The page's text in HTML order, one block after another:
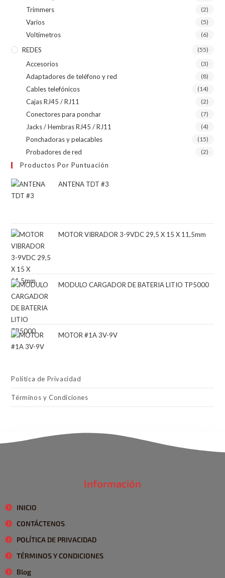
Trimmers (2)
Varios (5)
Voltímetros (6)
REDES (55)
Accesorios (3)
Adaptadores de teléfono y red (8)
Cables telefónicos (14)
Cajas RJ45 / RJ11 (2)
Conectores para ponchar (7)
Jacks / Hembras RJ45 / RJ11 (4)
Ponchadoras y pelacables (15)
Probadores de red (2)
Productos Por Puntuación
ANTENA TDT #3
MOTOR VIBRADOR 3-9VDC 29,5 X 15 X 11,5mm
MODULO CARGADOR DE BATERIA LITIO TP5000
MOTOR #1A 3V-9V
Política de Privacidad
Términos y Condiciones
Información
INICIO
CONTÁCTENOS
POLÍTICA DE PRIVACIDAD
TÉRMINOS Y CONDICIONES
Blog